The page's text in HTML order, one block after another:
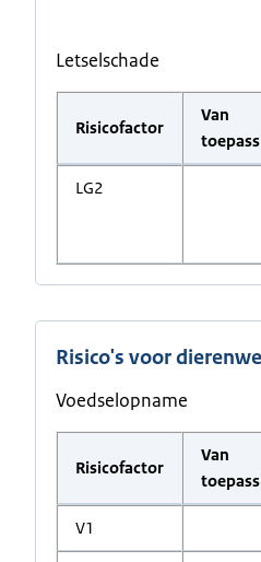
Letselschade
Risicofactor
Van
LG2
Risico's voor
Voedselopname
Risicofactor
Van
V1